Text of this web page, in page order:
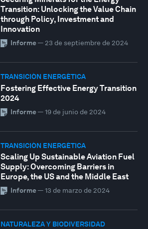
Transition: Unlocking the Value Chain
through Policy, Investment and
Innovation
Informe— 23 de septiembre de 2024
TRANSICIÓN ENERGÉTICA
Fostering Effective Energy Transition
2024
Informe— 19 de junio de 2024
TRANSICIÓN ENERGÉTICA
Scaling Up Sustainable Aviation Fuel
Supply: Overcoming Barriers in
Europe, the US and the Middle East
Informe— 13 de marzo de 2024
NATURALEZA Y BIODIVERSIDAD